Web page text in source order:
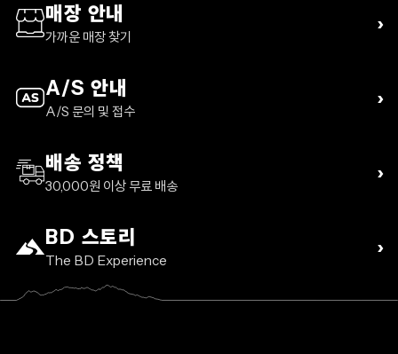
매장 안내
가까운 매장 찾기
›
A/S 안내
A/S 문의 및 접수
›
배송 정책
30,000원 이상 무료 배송
›
BD 스토리
The BD Experience
›